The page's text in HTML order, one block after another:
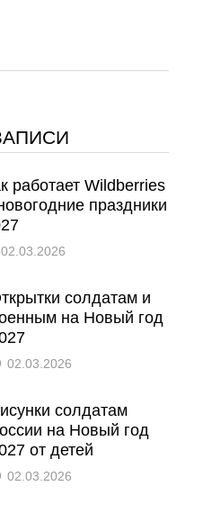
работает Wildberries
праздники
02.03.2026
солдатам и
на Новый год
02.03.2026
солдатам
на Новый год
от детей
02.03.2026